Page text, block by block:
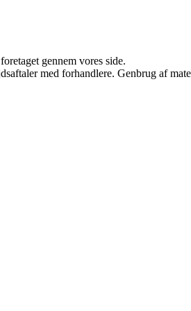
gennem vores side.
med forhandlere. Genbrug af